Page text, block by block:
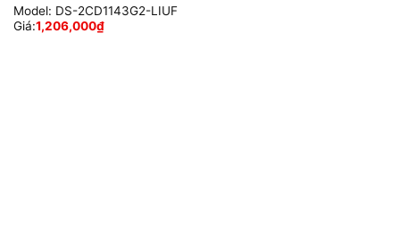
Model: DS-2CD1143G2-LIUF
Giá:1,206,000₫